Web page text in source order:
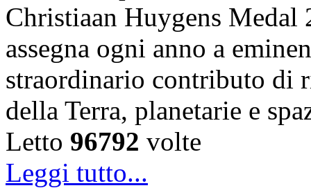
Christiaan Huygens Medal
assegna ogni anno a
straordinario contributo di
della Terra, planetarie e
Letto 96792 volte
Leggi tutto...